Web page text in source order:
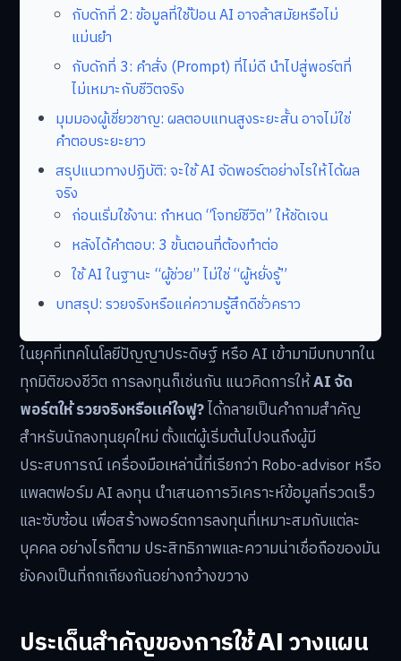
กับดักที่ 2: ข้อมูลที่ใช้ป้อน AI อาจล้าสมัยหรือไม่
แม่นยำ
กับดักที่ 3: คำสั่ง (Prompt) ที่ไม่ดี นำไปสู่พอร์ตที่
ไม่เหมาะกับชีวิตจริง
มุมมองผู้เชี่ยวชาญ: ผลตอบแทนสูงระยะสั้น อาจไม่ใช่
คำตอบระยะยาว
สรุปแนวทางปฏิบัติ: จะใช้ AI จัดพอร์ตอย่างไรให้ได้ผล
จริง
ก่อนเริ่มใช้งาน: กำหนด “โจทย์ชีวิต” ให้ชัดเจน
หลังได้คำตอบ: 3 ขั้นตอนที่ต้องทำต่อ
ใช้ AI ในฐานะ “ผู้ช่วย” ไม่ใช่ “ผู้หยั่งรู้”
บทสรุป: รวยจริงหรือแค่ความรู้สึกดีชั่วคราว
ในยุคที่เทคโนโลยีปัญญาประดิษฐ์ หรือ AI เข้ามามีบทบาทใน
ทุกมิติของชีวิต การลงทุนก็เช่นกัน แนวคิดการให้AI จัด
พอร์ตให้ รวยจริงหรือแค่ใจฟู?ได้กลายเป็นคำถามสำคัญ
สำหรับนักลงทุนยุคใหม่ ตั้งแต่ผู้เริ่มต้นไปจนถึงผู้มี
ประสบการณ์ เครื่องมือเหล่านี้ที่เรียกว่า Robo-advisor หรือ
แพลตฟอร์ม AI ลงทุน นำเสนอการวิเคราะห์ข้อมูลที่รวดเร็ว
และซับซ้อน เพื่อสร้างพอร์ตการลงทุนที่เหมาะสมกับแต่ละ
บุคคล อย่างไรก็ตาม ประสิทธิภาพและความน่าเชื่อถือของมัน
ยังคงเป็นที่ถกเถียงกันอย่างกว้างขวาง
ประเด็นสำคัญของการใช้ AI วางแผน